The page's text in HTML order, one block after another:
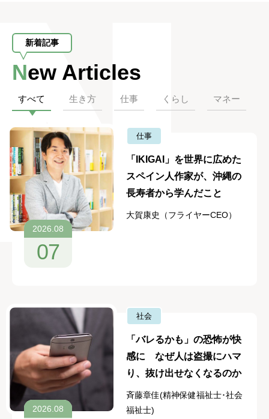
新着記事
New Articles
すべて 生き方 仕事 くらし マネー
2026.08
07
仕事
「IKIGAI」を世界に広めた
スペイン人作家が、沖縄の
長寿者から学んだこと
大賀康史（フライヤーCEO）
2026.08
社会
「バレるかも」の恐怖が快
感に なぜ人は盗撮にハマ
り、抜け出せなくなるのか
斉藤章佳(精神保健福祉士･社会
福祉士)